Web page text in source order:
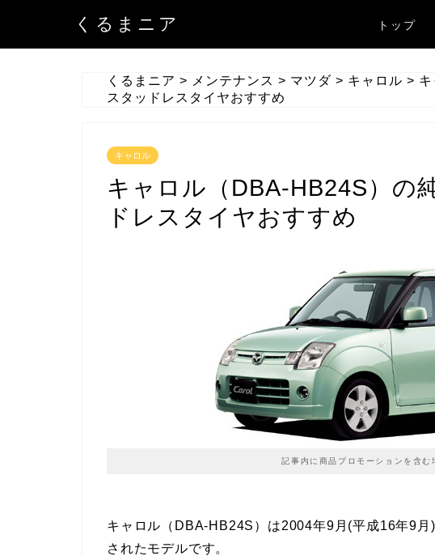
くるまニア トップ
くるまニア > メンテナンス > マツダ > キャロル >
スタッドレスタイヤおすすめ
キャロル
キャロル（DBA-HB24S）の
ドレスタイヤおすすめ
記事内に商品プロモーションを含む
キャロル（DBA-HB24S）は2004年9月(平成16年9
されたモデルです。